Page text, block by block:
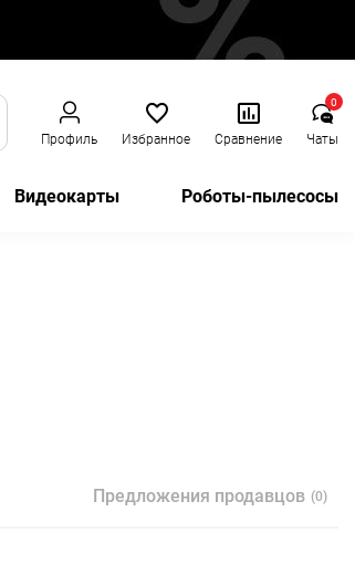
Профиль Избранное Сравнение Чаты
0
Видеокарты Роботы-пылесосы
Предложения продавцов (0)